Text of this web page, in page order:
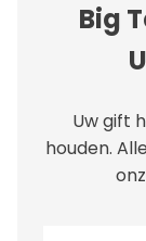
Big
Uw gift
houden.